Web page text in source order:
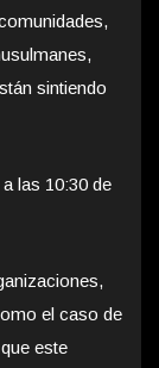
sintiendo
las 10:30 de
el caso de
este